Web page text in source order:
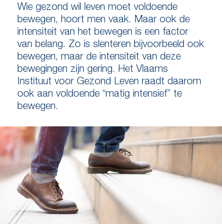
Wie gezond wil leven moet voldoende
bewegen, hoort men vaak. Maar ook de
intensiteit van het bewegen is een factor
van belang. Zo is slenteren bijvoorbeeld ook
bewegen, maar de intensiteit van deze
bewegingen zijn gering. Het Vlaams
Instituut voor Gezond Leven raadt daarom
ook aan voldoende “matig intensief” te
bewegen.